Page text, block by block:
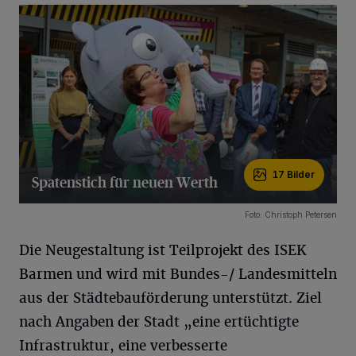
Spatenstich für neuen Werth 17 Bilder
Foto: Christoph Petersen
Die Neugestaltung ist Teilprojekt des ISEK
Barmen und wird mit Bundes-/ Landesmitteln
aus der Städtebauförderung unterstützt. Ziel
nach Angaben der Stadt „eine ertüchtigte
Infrastruktur, eine verbesserte